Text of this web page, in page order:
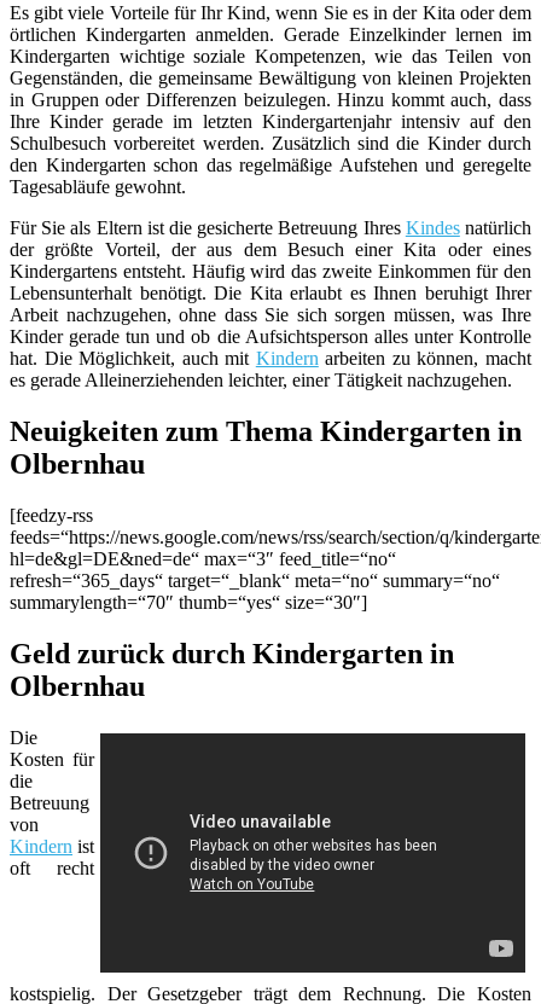
Es gibt viele Vorteile für Ihr Kind, wenn Sie es in der Kita oder dem
örtlichen Kindergarten anmelden. Gerade Einzelkinder lernen im
Kindergarten wichtige soziale Kompetenzen, wie das Teilen von
Gegenständen, die gemeinsame Bewältigung von kleinen Projekten
in Gruppen oder Differenzen beizulegen. Hinzu kommt auch, dass
Ihre Kinder gerade im letzten Kindergartenjahr intensiv auf den
Schulbesuch vorbereitet werden. Zusätzlich sind die Kinder durch
den Kindergarten schon das regelmäßige Aufstehen und geregelte
Tagesabläufe gewohnt.
Für Sie als Eltern ist die gesicherte Betreuung Ihres Kindesnatürlich
der größte Vorteil, der aus dem Besuch einer Kita oder eines
Kindergartens entsteht. Häufig wird das zweite Einkommen für den
Lebensunterhalt benötigt. Die Kita erlaubt es Ihnen beruhigt Ihrer
Arbeit nachzugehen, ohne dass Sie sich sorgen müssen, was Ihre
Kinder gerade tun und ob die Aufsichtsperson alles unter Kontrolle
hat. Die Möglichkeit, auch mit Kindern arbeiten zu können, macht
es gerade Alleinerziehenden leichter, einer Tätigkeit nachzugehen.
Neuigkeiten zum Thema Kindergarten in
Olbernhau
[feedzy-rss
feeds=“https://news.google.com/news/rss/search/section/q/
hl=de&gl=DE&ned=de“ max=“3″ feed_title=“no“
refresh=“365_days“ target=“_blank“ meta=“no“ summary=“no“
summarylength=“70″ thumb=“yes“ size=“30″]
Geld zurück durch Kindergarten in
Olbernhau
Die
Kosten für
die
Betreuung
von
Kindern ist
oft recht
kostspielig. Der Gesetzgeber trägt dem Rechnung. Die Kosten